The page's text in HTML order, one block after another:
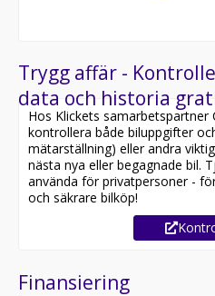
Trygg affär -
data och historia
Hos Klickets samarbetspartner
kontrollera både biluppgifter
mätarställning) eller andra
nästa nya eller begagnade bil.
använda för privatpersoner -
och säkrare bilköp!
Finansiering